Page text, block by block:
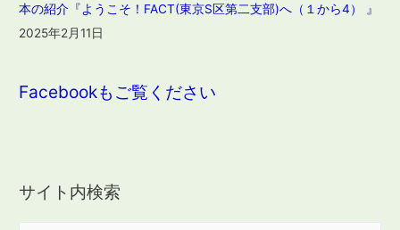
本の紹介『ようこそ！FACT(東京S区第二支部)へ（１から4） 』
2025年2月11日
Facebookもご覧ください
サイト内検索